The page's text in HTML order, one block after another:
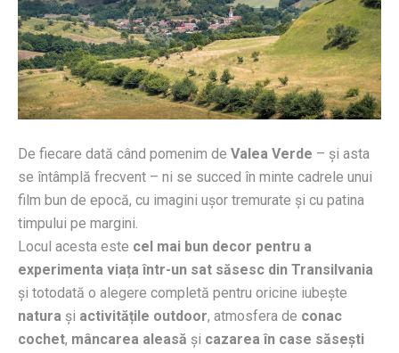
De fiecare dată când pomenim de Valea Verde – și asta
se întâmplă frecvent – ni se succed în minte cadrele unui
film bun de epocă, cu imagini ușor tremurate și cu patina
timpului pe margini.
Locul acesta este cel mai bun decor pentru a
experimenta viața într-un sat săsesc din Transilvania
și totodată o alegere completă pentru oricine iubește
natura și activitățile outdoor, atmosfera de conac
cochet, mâncarea aleasă și cazarea în case săsești